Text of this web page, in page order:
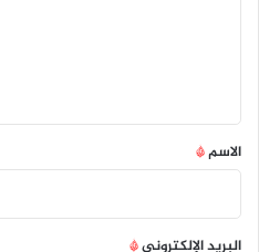
*
الاسم*
البريد الإلكتروني*